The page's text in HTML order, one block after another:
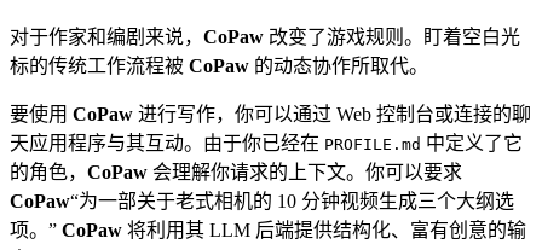
对于作家和编剧来说， CoPaw 改变了游戏规则。盯着空白光
标的传统工作流程被 CoPaw 的动态协作所取代。
要使用 CoPaw 进行写作，你可以通过 Web 控制台或连接的聊
天应用程序与其互动。由于你已经在 PROFILE.md 中定义了它
的角色， CoPaw 会理解你请求的上下文。你可以要求
CoPaw“为一部关于老式相机的 10 分钟视频生成三个大纲选
项。” CoPaw 将利用其 LLM 后端提供结构化、富有创意的输